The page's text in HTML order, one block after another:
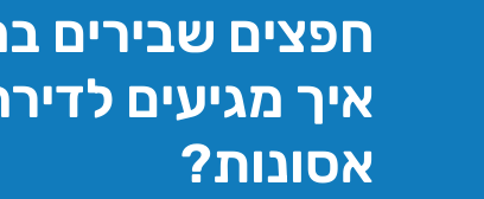
חפצים שבירים
איך מגיעים
אסונות?